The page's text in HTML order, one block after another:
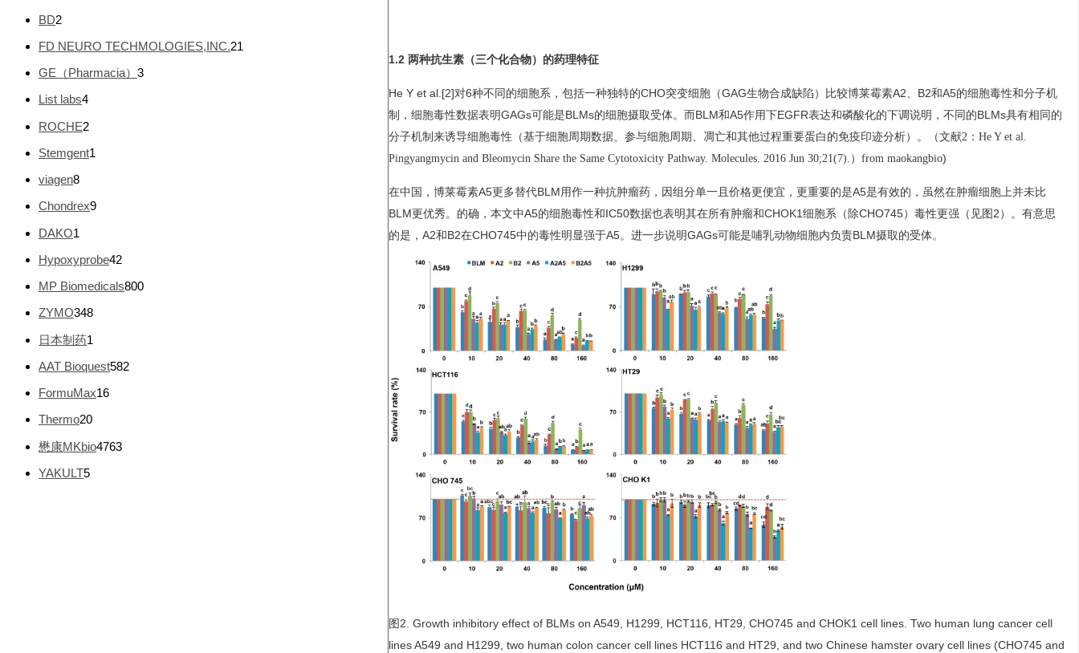
BD22
产
品
FD NEURO TECHMOLOGIES,INC.21
GE（Pharmacia） 33
List labs44
产
品
ROCHE22
产
Stemgent1
品
viagen88
产
Chondrex99
品
DAKO1
产
品
Hypoxyprobe424
个
MP Biomedicals8008
ZYMO3483
8
个
品
日本制药1
产
品
AAT Bioquest5825
FormuMax161
产
Thermo202
个
懋康MKbio47634
YAKULT55
1.2 两种抗生素（三个化合物）的药理特征
He Y et al.[2]对6种不同的细胞系，包括一种独特的CHO突变细胞（GAG生物合成缺陷）比较博莱霉素A2、B2和A5的细胞毒性和分子机
制，细胞毒性数据表明GAGs可能是BLMs的细胞摄取受体。而BLM和A5作用下EGFR表达和磷酸化的下调说明，不同的BLMs具有相同的
分子机制来诱导细胞毒性（基于细胞周期数据、参与细胞周期、凋亡和其他过程重要蛋白的免疫印迹分析）。
（文献2：He Y et al.
Pingyangmycin and Bleomycin Share the Same Cytotoxicity Pathway. Molecules. 2016 Jun 30;21(7).）from maokangbio)
在中国，博莱霉素A5更多替代BLM用作一种抗肿瘤药，因组分单一且价格更便宜，更重要的是A5是有效的，虽然在肿瘤细胞上并未比
BLM更优秀。的确，本文中A5的细胞毒性和IC50数据也表明其在所有肿瘤和CHOK1细胞系（除CHO745）毒性更强（见图2）。有意思
的是，A2和B2在CHO745中的毒性明显强于A5。进一步说明GAGs可能是哺乳动物细胞内负责BLM摄取的受体。
图2. Growth inhibitory effect of BLMs on A549, H1299, HCT116, HT29, CHO745 and CHOK1 cell lines. Two human lung cancer cell
lines A549 and H1299, two human colon cancer cell lines HCT116 and HT29, and two Chinese hamster ovary cell lines (CHO745 and